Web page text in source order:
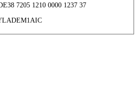
7205 1210 0000 1237 37